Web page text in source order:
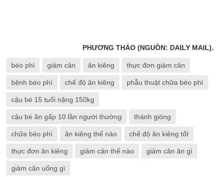
PHƯƠNG THẢO (NGUỒN: DAILY MAIL).
béo phì giảm cân ăn kiêng thực đơn giảm cân
bệnh béo phì chế độ ăn kiêng phẫu thuật chữa béo phì
cậu bé 15 tuổi nặng 150kg
cậu bé ăn gấp 10 lần người thường thánh gióng
chữa béo phì ăn kiêng thế nào chế độ ăn kiêng tốt
thực đơn ăn kiêng giảm cân thế nào giảm cân ăn gì
giảm cân uống gì